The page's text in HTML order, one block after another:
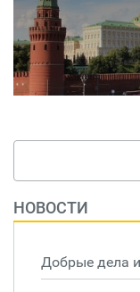
НОВОСТИ
Добрые дела